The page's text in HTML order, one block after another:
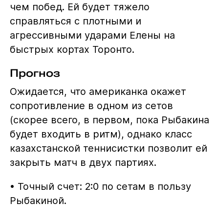
чем побед. Ей будет тяжело
справляться с плотными и
агрессивными ударами Елены на
быстрых кортах Торонто.
Прогноз
Ожидается, что американка окажет
сопротивление в одном из сетов
(скорее всего, в первом, пока Рыбакина
будет входить в ритм), однако класс
казахстанской теннисистки позволит ей
закрыть матч в двух партиях.
• Точный счет: 2:0 по сетам в пользу
Рыбакиной.